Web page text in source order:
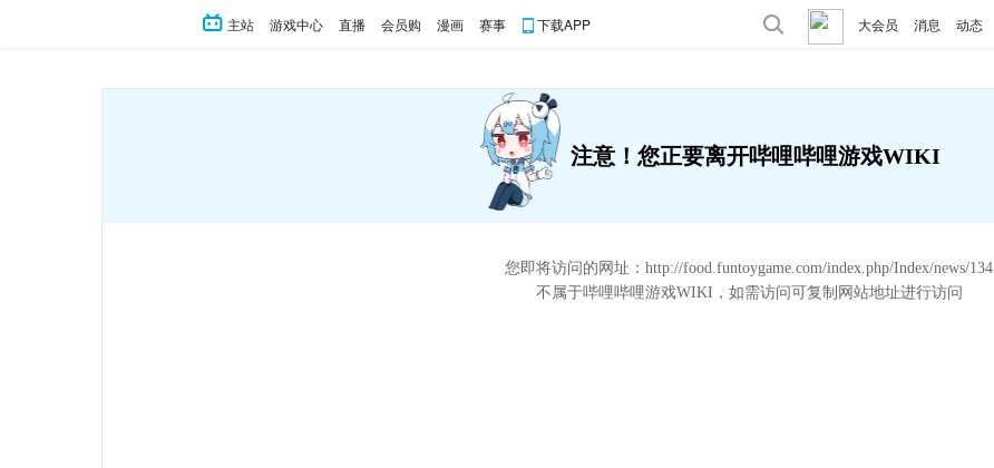
主站 游戏中心 直播 会员购 漫画 赛事 下载APP 大会员 消息 动态
注意！您正要离开哔哩哔哩游戏WIKI
您即将访问的网址： http://food.funtoygame.com/index.php/Index/news/134
不属于哔哩哔哩游戏WIKI，如需访问可复制网站地址进行访问